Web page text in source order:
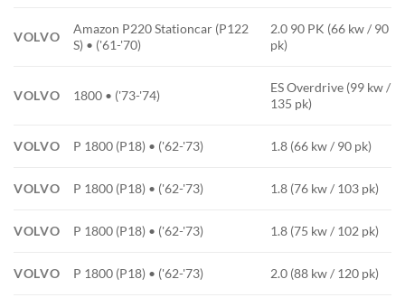
VOLVO
Amazon P220 Stationcar (P122
S) • ('61-'70)
2.0 90 PK (66 kw / 90
pk)
VOLVO 1800 • ('73-'74)
ES Overdrive (99 kw /
135 pk)
VOLVO P 1800 (P18) • ('62-'73) 1.8 (66 kw / 90 pk)
VOLVO P 1800 (P18) • ('62-'73) 1.8 (76 kw / 103 pk)
VOLVO P 1800 (P18) • ('62-'73) 1.8 (75 kw / 102 pk)
VOLVO P 1800 (P18) • ('62-'73) 2.0 (88 kw / 120 pk)